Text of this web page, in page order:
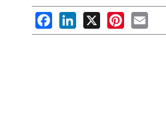
FacebookLinkedIn
X PinterestEmail